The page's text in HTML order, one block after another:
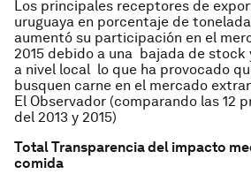
Los principales receptores de
uruguaya en porcentaje de
aumentó su participación en el
2015 debido a una bajada de stock
a nivel local lo que ha provocado
busquen carne en el mercado
El Observador (comparando las 12
del 2013 y 2015)
Total Transparencia del impacto
comida